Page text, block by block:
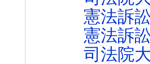
憲法訴
憲法訴
司法院